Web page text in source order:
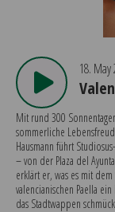
18. May
Mit rund 300
sommerliche
Hausmann führt
– von der Plaza del
erklärt er, was es mit
valencianischen Paella
das Stadtwappen